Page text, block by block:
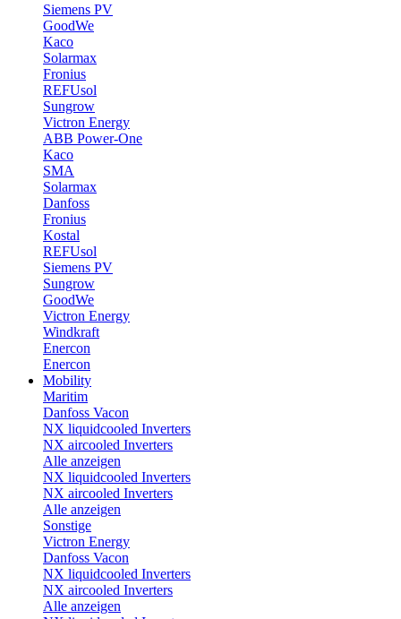
Siemens PV
GoodWe
Kaco
Solarmax
Fronius
REFUsol
Sungrow
Victron Energy
ABB Power-One
Kaco
SMA
Solarmax
Danfoss
Fronius
Kostal
REFUsol
Siemens PV
Sungrow
GoodWe
Victron Energy
Windkraft
Enercon
Enercon
Mobility
Maritim
Danfoss Vacon
NX liquidcooled Inverters
NX aircooled Inverters
Alle anzeigen
NX liquidcooled Inverters
NX aircooled Inverters
Alle anzeigen
Sonstige
Victron Energy
Danfoss Vacon
NX liquidcooled Inverters
NX aircooled Inverters
Alle anzeigen